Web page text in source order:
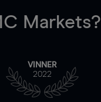
Markets?
VINNER
2022